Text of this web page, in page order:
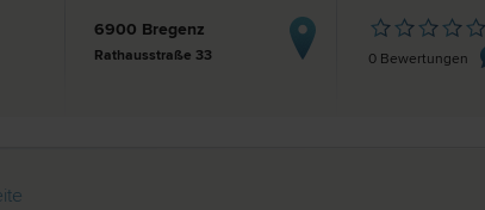
6900 Bregenz
Rathausstraße 33 0 Bewertungen